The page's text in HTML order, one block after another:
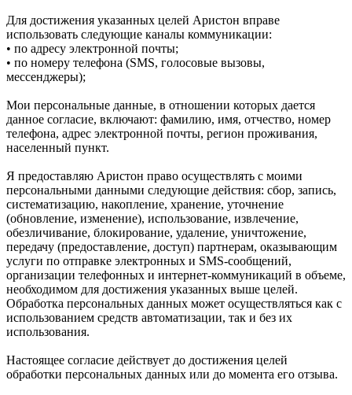
Для достижения указанных целей Аристон вправе
использовать следующие каналы коммуникации:
• по адресу электронной почты;
• по номеру телефона (SMS, голосовые вызовы,
мессенджеры);
Мои персональные данные, в отношении которых дается
данное согласие, включают: фамилию, имя, отчество, номер
телефона, адрес электронной почты, регион проживания,
населенный пункт.
Я предоставляю Аристон право осуществлять с моими
персональными данными следующие действия: сбор, запись,
систематизацию, накопление, хранение, уточнение
(обновление, изменение), использование, извлечение,
обезличивание, блокирование, удаление, уничтожение,
передачу (предоставление, доступ) партнерам, оказывающим
услуги по отправке электронных и SMS‑сообщений,
организации телефонных и интернет‑коммуникаций в объеме,
необходимом для достижения указанных выше целей.
Обработка персональных данных может осуществляться как с
использованием средств автоматизации, так и без их
использования.
Настоящее согласие действует до достижения целей
обработки персональных данных или до момента его отзыва.